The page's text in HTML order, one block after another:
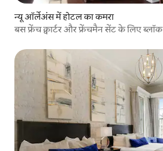
न्यू ऑर्लेअंस में होटल का कमरा
बस फ्रेंच क्वार्टर और फ्रेंचमैन सेंट के लिए ब्लॉक